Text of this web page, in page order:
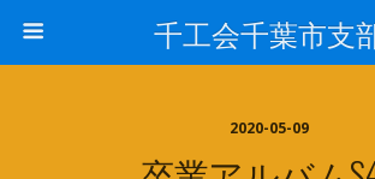
千工会千葉市支
2020-05-09